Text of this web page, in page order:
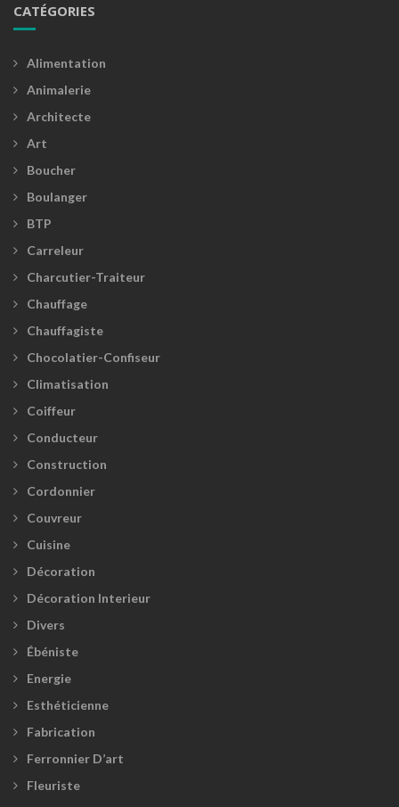
CATÉGORIES
Alimentation
Animalerie
Architecte
Art
Boucher
Boulanger
BTP
Carreleur
Charcutier-Traiteur
Chauffage
Chauffagiste
Chocolatier-Confiseur
Climatisation
Coiffeur
Conducteur
Construction
Cordonnier
Couvreur
Cuisine
Décoration
Décoration Interieur
Divers
Ébéniste
Energie
Esthéticienne
Fabrication
Ferronnier D’art
Fleuriste